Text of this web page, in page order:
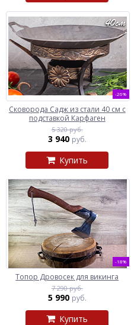
-26%
Сковорода Садж из стали 40 см с
подставкой Карфаген
5 320 руб.
3 940 руб.
Купить
-18%
Топор Дровосек для викинга
7 290 руб.
5 990 руб.
Купить